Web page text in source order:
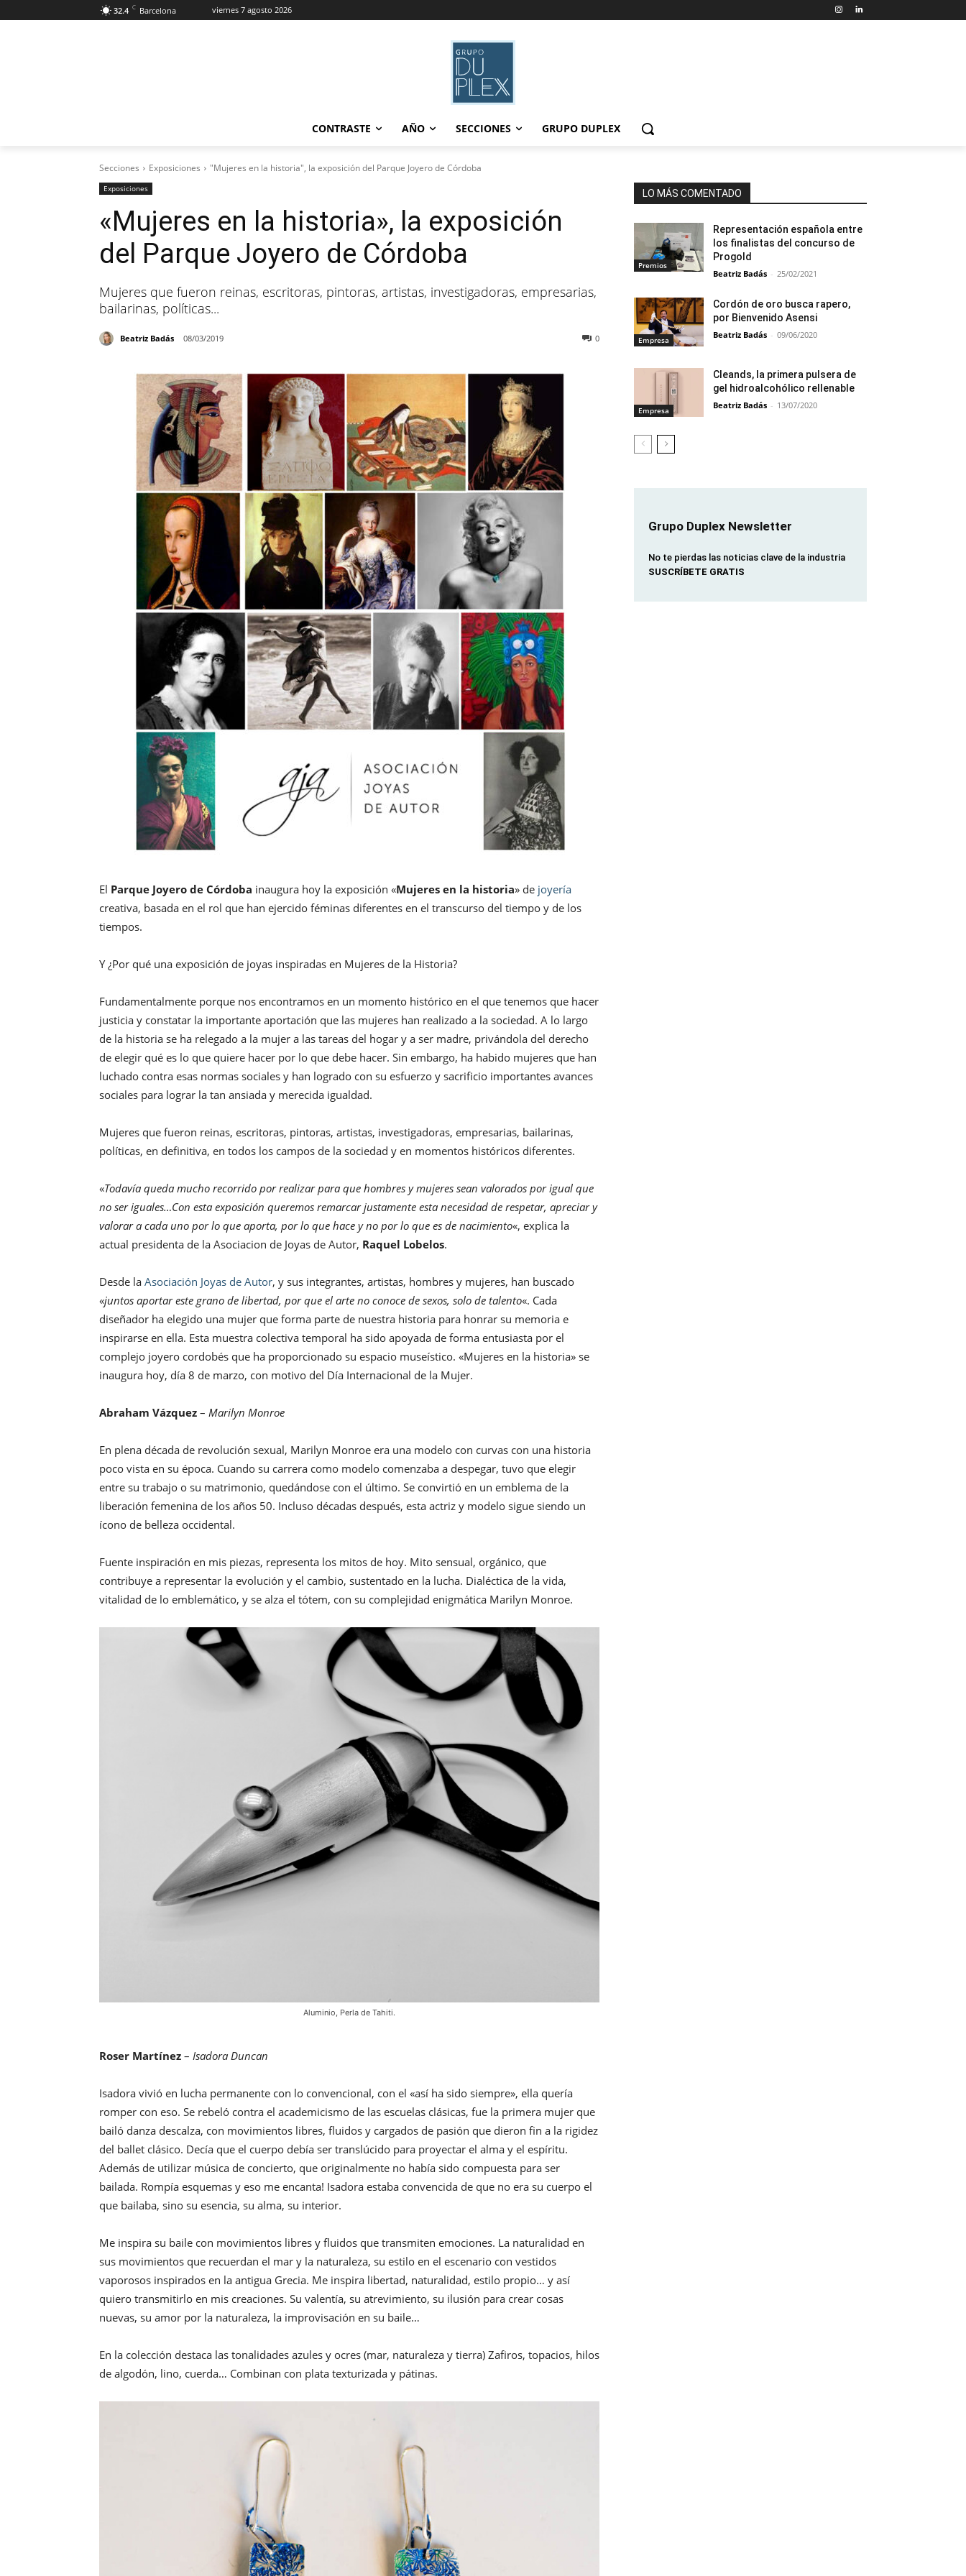
32.4 C Barcelona viernes 7 agosto 2026
CONTRASTE AÑO SECCIONES GRUPO DUPLEX
Secciones Exposiciones "Mujeres en la historia", la exposición del Parque Joyero de Córdoba
Exposiciones
«Mujeres en la historia», la exposición
del Parque Joyero de Córdoba
Mujeres que fueron reinas, escritoras, pintoras, artistas, investigadoras, empresarias,
bailarinas, políticas...
Beatriz Badás 08/03/2019 0
El Parque Joyero de Córdoba inaugura hoy la exposición «Mujeres en la historia» de joyería
creativa, basada en el rol que han ejercido féminas diferentes en el transcurso del tiempo y de los
tiempos.
Y ¿Por qué una exposición de joyas inspiradas en Mujeres de la Historia?
Fundamentalmente porque nos encontramos en un momento histórico en el que tenemos que hacer
justicia y constatar la importante aportación que las mujeres han realizado a la sociedad. A lo largo
de la historia se ha relegado a la mujer a las tareas del hogar y a ser madre, privándola del derecho
de elegir qué es lo que quiere hacer por lo que debe hacer. Sin embargo, ha habido mujeres que han
luchado contra esas normas sociales y han logrado con su esfuerzo y sacrificio importantes avances
sociales para lograr la tan ansiada y merecida igualdad.
Mujeres que fueron reinas, escritoras, pintoras, artistas, investigadoras, empresarias, bailarinas,
políticas, en definitiva, en todos los campos de la sociedad y en momentos históricos diferentes.
«Todavía queda mucho recorrido por realizar para que hombres y mujeres sean valorados por igual que
no ser iguales…Con esta exposición queremos remarcar justamente esta necesidad de respetar, apreciar y
valorar a cada uno por lo que aporta, por lo que hace y no por lo que es de nacimiento«, explica la
actual presidenta de la Asociacion de Joyas de Autor, Raquel Lobelos.
Desde la Asociación Joyas de Autor, y sus integrantes, artistas, hombres y mujeres, han buscado
«juntos aportar este grano de libertad, por que el arte no conoce de sexos, solo de talento«. Cada
diseñador ha elegido una mujer que forma parte de nuestra historia para honrar su memoria e
inspirarse en ella. Esta muestra colectiva temporal ha sido apoyada de forma entusiasta por el
complejo joyero cordobés que ha proporcionado su espacio museístico. «Mujeres en la historia» se
inaugura hoy, día 8 de marzo, con motivo del Día Internacional de la Mujer.
Abraham Vázquez – Marilyn Monroe
En plena década de revolución sexual, Marilyn Monroe era una modelo con curvas con una historia
poco vista en su época. Cuando su carrera como modelo comenzaba a despegar, tuvo que elegir
entre su trabajo o su matrimonio, quedándose con el último. Se convirtió en un emblema de la
liberación femenina de los años 50. Incluso décadas después, esta actriz y modelo sigue siendo un
ícono de belleza occidental.
Fuente inspiración en mis piezas, representa los mitos de hoy. Mito sensual, orgánico, que
contribuye a representar la evolución y el cambio, sustentado en la lucha. Dialéctica de la vida,
vitalidad de lo emblemático, y se alza el tótem, con su complejidad enigmática Marilyn Monroe.
Aluminio, Perla de Tahiti.
Roser Martínez – Isadora Duncan
Isadora vivió en lucha permanente con lo convencional, con el «así ha sido siempre», ella quería
romper con eso. Se rebeló contra el academicismo de las escuelas clásicas, fue la primera mujer que
bailó danza descalza, con movimientos libres, fluidos y cargados de pasión que dieron fin a la rigidez
del ballet clásico. Decía que el cuerpo debía ser translúcido para proyectar el alma y el espíritu.
Además de utilizar música de concierto, que originalmente no había sido compuesta para ser
bailada. Rompía esquemas y eso me encanta! Isadora estaba convencida de que no era su cuerpo el
que bailaba, sino su esencia, su alma, su interior.
Me inspira su baile con movimientos libres y fluidos que transmiten emociones. La naturalidad en
sus movimientos que recuerdan el mar y la naturaleza, su estilo en el escenario con vestidos
vaporosos inspirados en la antigua Grecia. Me inspira libertad, naturalidad, estilo propio… y así
quiero transmitirlo en mis creaciones. Su valentía, su atrevimiento, su ilusión para crear cosas
nuevas, su amor por la naturaleza, la improvisación en su baile…
En la colección destaca las tonalidades azules y ocres (mar, naturaleza y tierra) Zafiros, topacios, hilos
de algodón, lino, cuerda… Combinan con plata texturizada y pátinas.
LO MÁS COMENTADO
Premios
Representación española entre
los finalistas del concurso de
Progold
Beatriz Badás - 25/02/2021
Empresa
Cordón de oro busca rapero,
por Bienvenido Asensi
Beatriz Badás - 09/06/2020
Empresa
Cleands, la primera pulsera de
gel hidroalcohólico rellenable
Beatriz Badás - 13/07/2020
Grupo Duplex Newsletter
No te pierdas las noticias clave de la industria
SUSCRÍBETE GRATIS